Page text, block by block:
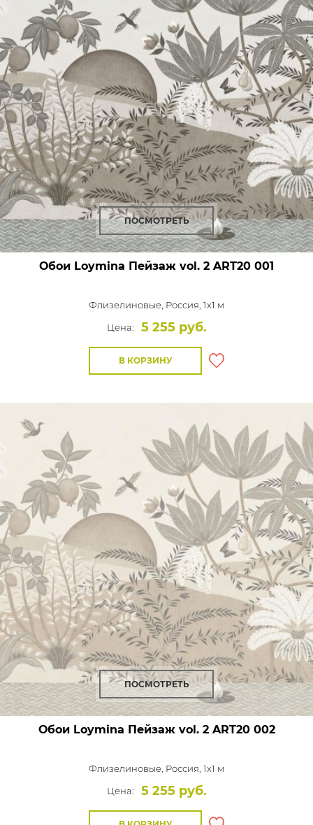
ПОСМОТРЕТЬ
Обои Loymina Пейзаж vol. 2 ART20 001
Флизелиновые, Россия, 1x1 м
Цена:
5 255 руб.
В КОРЗИНУ
ПОСМОТРЕТЬ
Обои Loymina Пейзаж vol. 2ART20 002
Флизелиновые, Россия, 1x1 м
Цена:
5 255 руб.